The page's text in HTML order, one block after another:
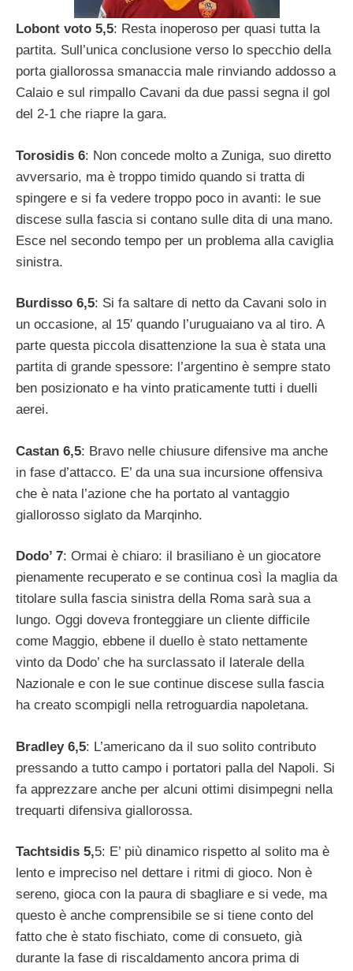
Lobont voto 5,5: Resta inoperoso per quasi tutta la
partita. Sull’unica conclusione verso lo specchio della
porta giallorossa smanaccia male rinviando addosso a
Calaio e sul rimpallo Cavani da due passi segna il gol
del 2-1 che riapre la gara.
Torosidis 6: Non concede molto a Zuniga, suo diretto
avversario, ma è troppo timido quando si tratta di
spingere e si fa vedere troppo poco in avanti: le sue
discese sulla fascia si contano sulle dita di una mano.
Esce nel secondo tempo per un problema alla caviglia
sinistra.
Burdisso 6,5: Si fa saltare di netto da Cavani solo in
un occasione, al 15′ quando l’uruguaiano va al tiro. A
parte questa piccola disattenzione la sua è stata una
partita di grande spessore: l’argentino è sempre stato
ben posizionato e ha vinto praticamente tutti i duelli
aerei.
Castan 6,5: Bravo nelle chiusure difensive ma anche
in fase d’attacco. E’ da una sua incursione offensiva
che è nata l’azione che ha portato al vantaggio
giallorosso siglato da Marqinho.
Dodo’ 7: Ormai è chiaro: il brasiliano è un giocatore
pienamente recuperato e se continua così la maglia da
titolare sulla fascia sinistra della Roma sarà sua a
lungo. Oggi doveva fronteggiare un cliente difficile
come Maggio, ebbene il duello è stato nettamente
vinto da Dodo’ che ha surclassato il laterale della
Nazionale e con le sue continue discese sulla fascia
ha creato scompigli nella retroguardia napoletana.
Bradley 6,5: L’americano da il suo solito contributo
pressando a tutto campo i portatori palla del Napoli. Si
fa apprezzare anche per alcuni ottimi disimpegni nella
trequarti difensiva giallorossa.
Tachtsidis 5,5: E’ più dinamico rispetto al solito ma è
lento e impreciso nel dettare i ritmi di gioco. Non è
sereno, gioca con la paura di sbagliare e si vede, ma
questo è anche comprensibile se si tiene conto del
fatto che è stato fischiato, come di consueto, già
durante la fase di riscaldamento ancora prima di